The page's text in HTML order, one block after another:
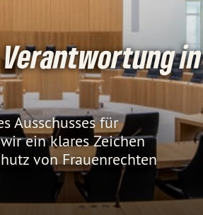
Verantwortung in
Ausschusses für
ein klares Zeichen
von Frauenrechten